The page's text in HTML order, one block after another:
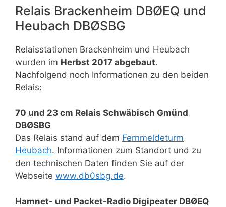
Relais Brackenheim DBØEQ und
Heubach DBØSBG
Relaisstationen Brackenheim und Heubach
wurden im Herbst 2017 abgebaut.
Nachfolgend noch Informationen zu den beiden
Relais:
70 und 23 cm Relais Schwäbisch Gmünd
DBØSBG
Das Relais stand auf dem Fernmeldeturm
Heubach. Informationen zum Standort und zu
den technischen Daten finden Sie auf der
Webseite www.db0sbg.de.
Hamnet- und Packet-Radio Digipeater DBØEQ